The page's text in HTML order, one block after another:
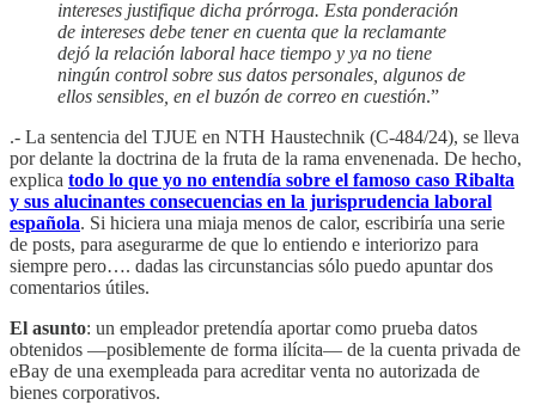
intereses justifique dicha prórroga. Esta ponderación
de intereses debe tener en cuenta que la reclamante
dejó la relación laboral hace tiempo y ya no tiene
ningún control sobre sus datos personales, algunos de
ellos sensibles, en el buzón de correo en cuestión.”
.- La sentencia del TJUE en NTH Haustechnik (C-484/24), se lleva
por delante la doctrina de la fruta de la rama envenenada. De hecho,
explica todo lo que yo no entendía sobre el famoso caso Ribalta
y sus alucinantes consecuencias en la jurisprudencia laboral
española. Si hiciera una miaja menos de calor, escribiría una serie
de posts, para asegurarme de que lo entiendo e interiorizo para
siempre pero…. dadas las circunstancias sólo puedo apuntar dos
comentarios útiles.
El asunto: un empleador pretendía aportar como prueba datos
obtenidos —posiblemente de forma ilícita— de la cuenta privada de
eBay de una exempleada para acreditar venta no autorizada de
bienes corporativos.